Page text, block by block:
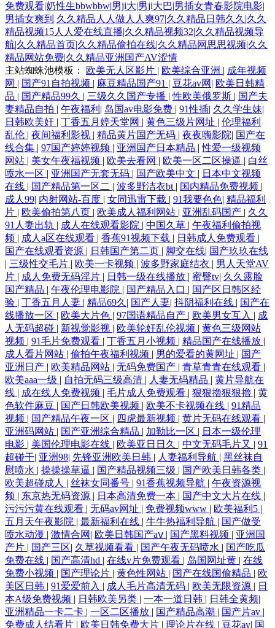
免费观看|奶性生bbwbbw|男ji大|男ji大巴|男插女青春影院电影|
男插女爽到 久久精品人人做人人爽97|久久精品日韩久久|久久
精品视频15人人爱在线直播|久久精品视频32|久久精品视频导
航|久久精品首页|久久精品偷拍在线|久久精品网思思视频|久久
精品网站免费|久久精品亚洲国产AV涩情
主站蜘蛛池模板： 欧美无人区影片 | 欧美综合亚洲 | 成年视频
网 | 国产91自拍视频 | 麻豆精品国产91 | 豆花av网 | 欧美日韩精
品 | 国产精品99久 | 三级久久国产专播 |性欧美俄罗斯 | 国产夫
妻精品自拍 | 午夜福利 | 岛国av电影免费 | 91性插| 久久学生妹|
日韩欧美奸 | 丁香五月婷天堂网 | 黄色三级片网址 | 伦理福利
乱伦 | 夜间福利影视 | 精品黄片国产无码 | 夜夜嗨影院| 国产在
线合集 | 97国产婷婷视频 | 亚洲国产日本精品 |性爱一级视频
网站 | 美女午夜福视频 | 欧美去看网 | 欧美一区二区操逼 | 白丝
喷水一区 | 亚洲国产无套无码 | 国产欧美中文 | 日本中文视频
在线 | 国产精品第一区二 | 波多野洁衣bt | 国内精品免费视频 |
成人99| 内射网站-百度 | 女同迅雷下载 | 91我要色色| 精品福利
片 | 欧美偷拍第八页 | 欧美成人福利网站 | 亚洲乱码国产 | 久久
91人妻出轨 | 成人在线观看影院 | 中国久草 | 午夜福利偷拍视
频 | 成人a区在线观看 | 香蕉91视频下载 | 日韩成人免费观看 |
国产在线观看资源 | 日韩国产第二页 | 脚交在线| 国产玖玖在线
| 三级性交毛片 | 欧美一卡视频 | 波多野家庭结衣 | 男人天堂AV
片 | 成人免费无码淫片 | 日韩一级在线播放 | 蜜臀tv| 久久露脸
国产精品 | 午夜伦理电影院 | 国产精品入口 | 国产区日韩区经
验 | 丁香五月人妻 | 精品69久 | 国产人妻| 抖阴福利在线 | 国产在
线播放一区 | 欧美大片色 | 97国语精品自产 | 欧美男女互入 | 成
人无码超碰 | 新视觉影视 | 欧美轮奸乱伦视频 | 黄色三级网站
视频 | 91毛片免费观看 | 丁香五月小视频 | 精品国产在线播放 |
成人看片网站 | 偷拍午夜福利视频 | 男的爱看的黄网址 | 国产
亚洲日产 | 欧美精品网站 | 无码免费国产 | 青草青青在线观看 |
欧美aaa一级 | 自拍无码三级高清 | 人妻无码精品 | 黄片导航在
线 | 成在线人免费视频 | 毛片成人免费观看 | 狠狠擼狠狠擼 | 黄
色软件麻豆 | 国产日韩欧美视频 | 欧美不卡视频在线 | 91精品
视频 | 国产精品午夜一区 | 四虎最新视频 | 黄片无码在线观看 |
亚洲码网站 | 国产亚洲综合精品 | 加勒比一区 | 日本一级伦理
电影 | 美国伦理电影在线 | 欧美亚日日久 | 中文无码毛片又 | 91
超碰干| 亚洲98| 先锋亚洲欧美日韩 | 人妻福利导航 | 黑丝袜自
慰喷水 | 操操操草逼 | 国产精品视频三级 | 国产欧美日韩各类 |
欧美超碰成人 | 丝袜女同番号 | 91香蕉视频导航 | 午夜资源视
频 | 东京热无码资源 | 日本高清免费一本 | 国产中文大片在线 |
污污污黄在线观看 | 无码av网址 | 免费视频www | 欧美福利5 |
五月天午夜影院 | 最新福利在线 | 牛牛热福利导航 | 国产做受
喷水动漫 | 激情合网 | 欧美日韩国产aⅴ | 国产黑料视频 | 亚洲国
产片 | 国产三区| 久草视频看看 | 国产午夜无码喷水 | 国产吃瓜
免费在线 | 国产高清hd | 在线v片免费观看 | 岛国网址黄 | 在线
免费小视频 | 国产理论片 | 黄色性网站 | 国产在线国偷精品 | 欧
美区日韩 | 91爱爱前入 | 成人毛片高清无码 | 欧美无限资源 | 日
本A级免费视频 | 日韩欧美另类 | 一本一道日韩 | 日韩全黄频|
亚洲精品一卡二卡 | 一区二区播放 | 国产精品高潮 | 国产片av |
免费成人结看片 | 欧美日韩免费大片 | 理论片在线 | 豆花av| 国